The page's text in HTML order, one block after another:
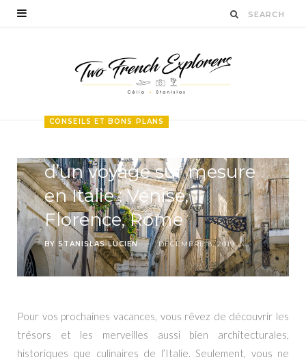
CONSEILS ET BONS PLANS
d’un voyage sur mesure
en Italie : Venise,
Florence, Rome
BY STANISLAS LUCIEN DÉCEMBRE 8, 2019
Pour vos prochaines vacances, vous rêvez de découvrir les
trésors et les merveilles aussi bien architecturales,
historiques que culinaires de l’Italie. Seulement, vous ne